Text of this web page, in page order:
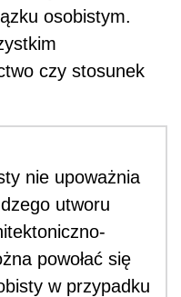
osobistym.
czy stosunek
nie upoważnia
utworu
powołać się
w przypadku